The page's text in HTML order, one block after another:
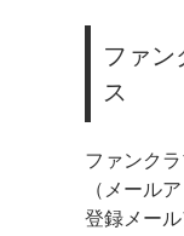
ファン
ス
ファンク
（メール
登録メー